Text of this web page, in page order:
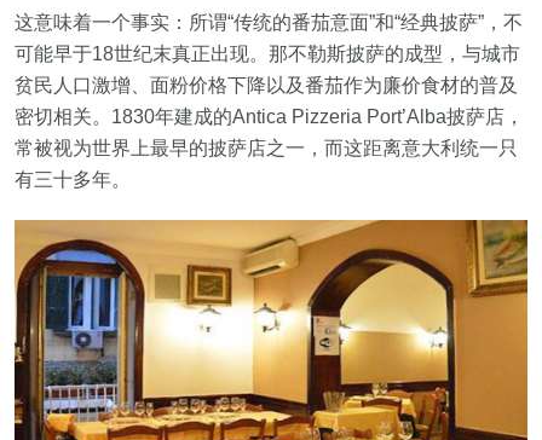
这意味着一个事实：所谓“传统的番茄意面”和“经典披萨”，不
可能早于18世纪末真正出现。那不勒斯披萨的成型，与城市
贫民人口激增、面粉价格下降以及番茄作为廉价食材的普及
密切相关。1830年建成的Antica Pizzeria Port’Alba披萨店，
常被视为世界上最早的披萨店之一，而这距离意大利统一只
有三十多年。